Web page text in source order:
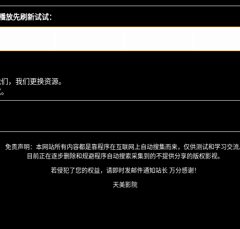
放先刷新试试：
，我们更换资源。
免责声明：本网站所有内容都是靠程序在互联网上自动搜集而来，仅供测试和学习交
目前正在逐步删除和规避程序自动搜索采集到的不提供分享的版权影视。
若侵犯了您的权益，请即时发邮件通知站长 万分感谢！
天美影院